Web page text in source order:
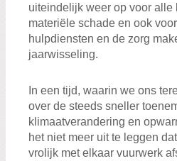
uiteindelijk weer op voor alle
materiële schade en ook
hulpdiensten en de zorg
jaarwisseling.
In een tijd, waarin we ons
over de steeds sneller
klimaatverandering en
het niet meer uit te leggen
vrolijk met elkaar vuurwerk